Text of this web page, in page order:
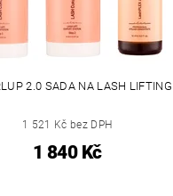
2.0 SADA NA LASH
1 521 Kč bez DPH
1 840 Kč